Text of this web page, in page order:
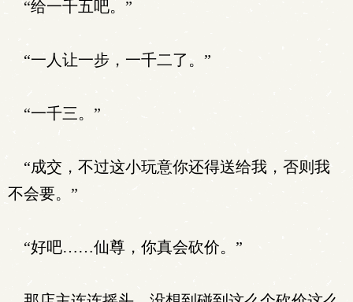
“给一千五吧。”
“一人让一步，一千二了。”
“一千三。”
“成交，不过这小玩意你还得送给我，否则我
不会要。”
“好吧……仙尊，你真会砍价。”